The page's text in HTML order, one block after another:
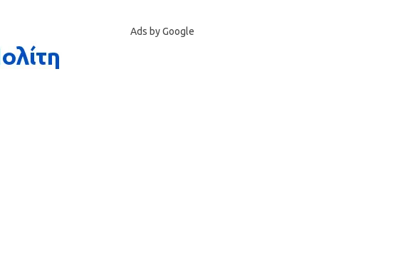
Ads by Google